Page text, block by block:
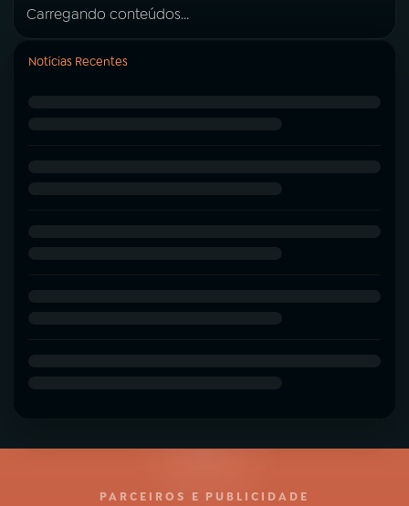
Carregando conteúdos...
Notícias Recentes
PARCEIROS E PUBLICIDADE